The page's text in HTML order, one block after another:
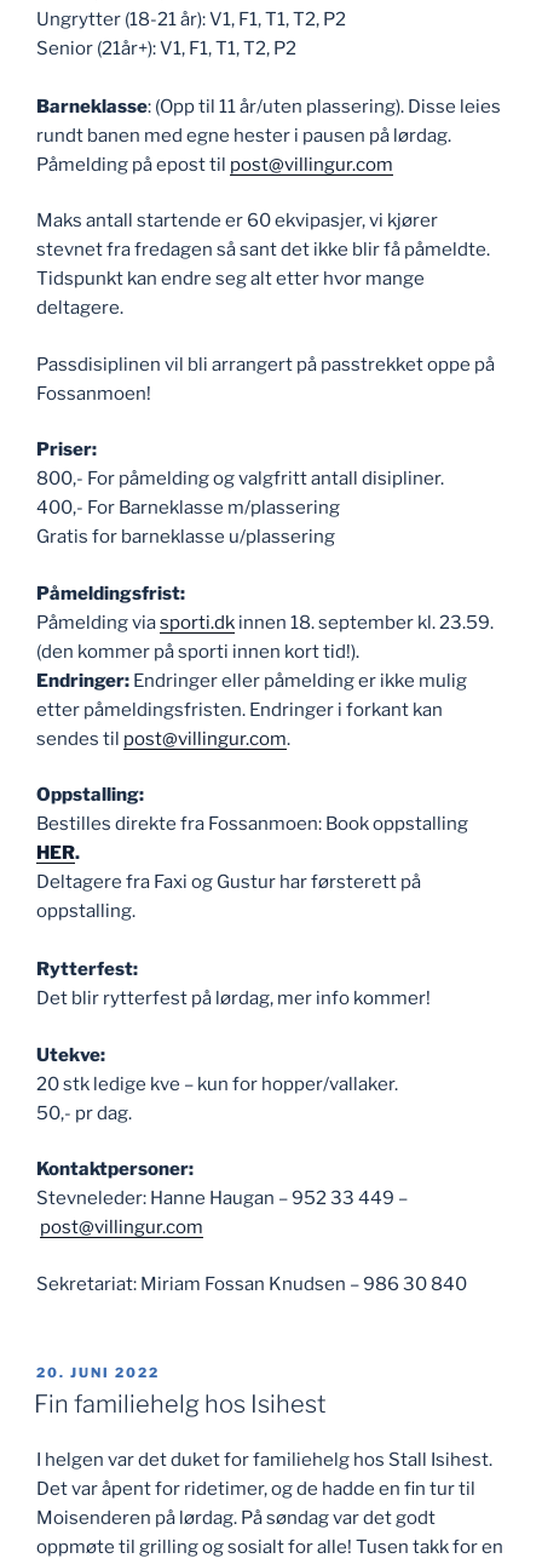
Ungrytter (18-21 år): V1, F1, T1, T2, P2
Senior (21år+): V1, F1, T1, T2, P2
Barneklasse: (Opp til 11 år/uten plassering). Disse leies
rundt banen med egne hester i pausen på lørdag.
Påmelding på epost til post@villingur.com
Maks antall startende er 60 ekvipasjer, vi kjører
stevnet fra fredagen så sant det ikke blir få påmeldte.
Tidspunkt kan endre seg alt etter hvor mange
deltagere.
Passdisiplinen vil bli arrangert på passtrekket oppe på
Fossanmoen!
Priser:
800,- For påmelding og valgfritt antall disipliner.
400,- For Barneklasse m/plassering
Gratis for barneklasse u/plassering
Påmeldingsfrist:
Påmelding viasporti.dk innen 18. september kl. 23.59.
(den kommer på sporti innen kort tid!).
Endringer: Endringer eller påmelding er ikke mulig
etter påmeldingsfristen. Endringer i forkant kan
sendes til post@villingur.com.
Oppstalling:
Bestilles direkte fra Fossanmoen: Book oppstalling
HER.
Deltagere fra Faxi og Gustur har førsterett på
oppstalling.
Rytterfest:
Det blir rytterfest på lørdag, mer info kommer!
Utekve:
20 stk ledige kve – kun for hopper/vallaker.
50,- pr dag.
Kontaktpersoner:
Stevneleder: Hanne Haugan – 952 33 449 –
post@villingur.com
Sekretariat: Miriam Fossan Knudsen – 986 30 840
PUBLISERT
20. JUNI 2022
Fin familiehelg hos Isihest
I helgen var det duket for familiehelg hos Stall Isihest.
Det var åpent for ridetimer, og de hadde en fin tur til
Moisenderen på lørdag. På søndag var det godt
oppmøte til grilling og sosialt for alle! Tusen takk for en